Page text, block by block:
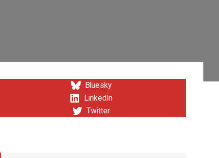
Bluesky
LinkedIn
Twitter